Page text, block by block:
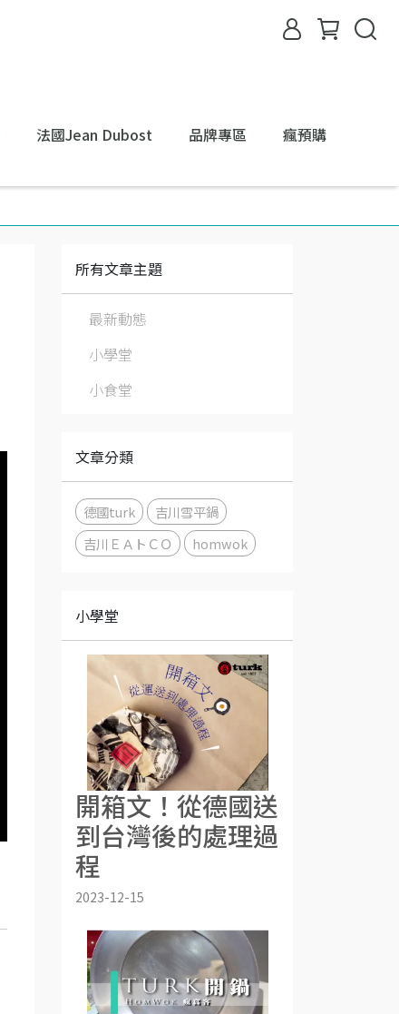
法國Jean Dubost 品牌專區
瘋預購
所有文章主題
最新動態
小學堂
小食堂
文章分類
德國turk
吉川雪平鍋
吉川ＥＡトＣＯ
homwok
小學堂
開箱文！從德國送
到台灣後的處理過
程
2023-12-15